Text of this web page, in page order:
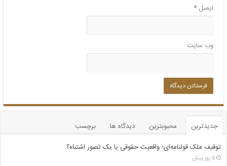
ایمیل*
وب‌ سایت
جدیدترین محبوبترین دیدگاه ها
برچسب
توقیف ملک قولنامه‌ای؛ واقعیت حقوقی یا یک تصور اشتباه؟
6 روز پیش